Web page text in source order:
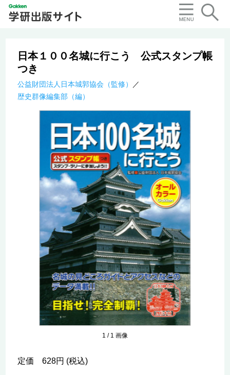
日本１００名城に行こう 公式スタンプ帳
つき
公益財団法人日本城郭協会（監修）
歴史群像編集部（編）
1 / 1 画像
定価 628円 (税込)